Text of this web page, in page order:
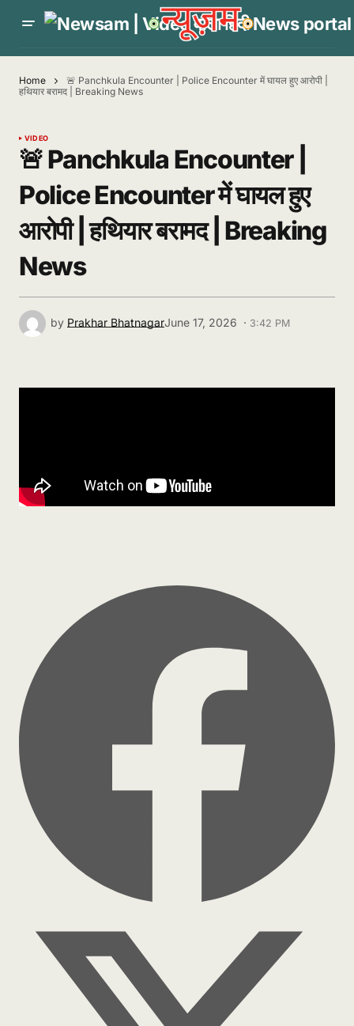
Home
🚨 Panchkula Encounter | Police Encounter में घायल हुए आरोपी |
हथियार बरामद | Breaking News
VIDEO
🚨 Panchkula Encounter |
Police Encounter में घायल हुए
आरोपी | हथियार बरामद | Breaking
News
by Prakhar BhatnagarJune 17, 2026 · 3:42 PM